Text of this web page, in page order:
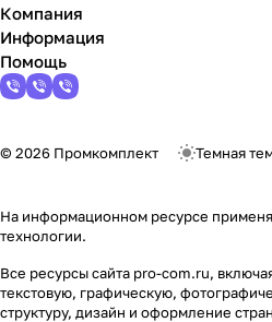
Компания
Информация
Помощь
© 2026 Промкомплект Темная
На информационном ресурсе
технологии.
Все ресурсы сайта pro-com.ru,
текстовую, графическую,
структуру, дизайн и оформление